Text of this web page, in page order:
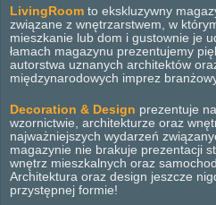
LivingRoom to ekskluzywny
związane z wnętrzarstwem, w
mieszkanie lub dom i gustownie je
łamach magazynu prezentujemy
autorstwa uznanych architektów
międzynarodowych imprez
Decoration & Design prezentuje
wzornictwie, architekturze oraz
najważniejszych wydarzeń
magazynie nie brakuje prezentacji
wnętrz mieszkalnych oraz
Architektura oraz design jeszcze
przystępnej formie!